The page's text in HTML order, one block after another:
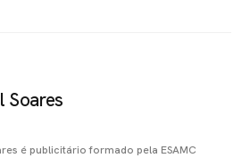
Soares
é publicitário formado pela ESAMC